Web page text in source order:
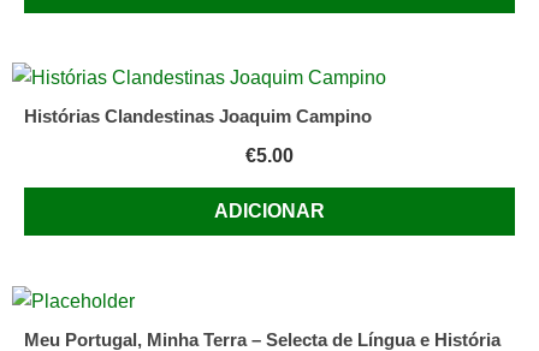
Histórias Clandestinas Joaquim Campino
€5.00
ADICIONAR
Meu Portugal, Minha Terra – Selecta de Língua e História